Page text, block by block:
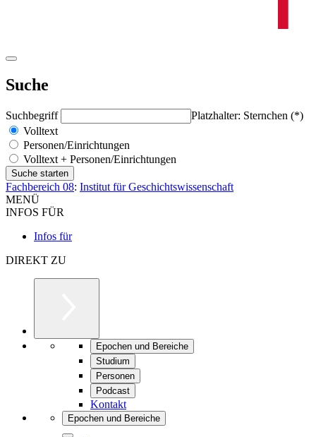
Suche
Suchbegriff
Platzhalter: Sternchen (*)
Volltext
Personen/Einrichtungen
Volltext + Personen/Einrichtungen
Fachbereich 08: Institut für Geschichtswissenschaft
MENÜ
INFOS FÜR
Infos für
DIREKT ZU
Epochen und Bereiche
Studium
Personen
Podcast
Kontakt
Epochen und Bereiche